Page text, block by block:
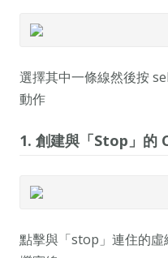
選擇其中一條線然後按
動作
1. 創建與「Stop」的
點擊與「stop」連住的